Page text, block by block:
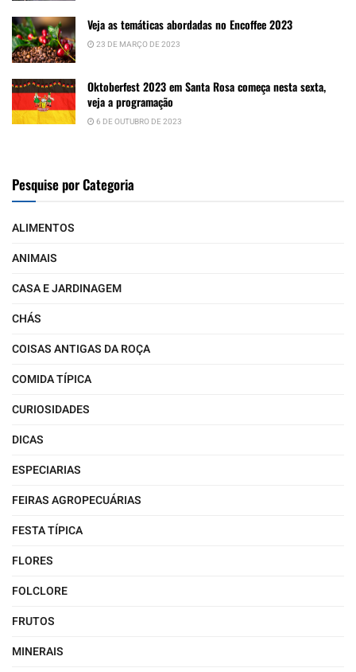
Veja as temáticas abordadas no Encoffee 2023
23 DE MARÇO DE 2023
Oktoberfest 2023 em Santa Rosa começa nesta sexta,
veja a programação
6 DE OUTUBRO DE 2023
Pesquise por Categoria
ALIMENTOS
ANIMAIS
CASA E JARDINAGEM
CHÁS
COISAS ANTIGAS DA ROÇA
COMIDA TÍPICA
CURIOSIDADES
DICAS
ESPECIARIAS
FEIRAS AGROPECUÁRIAS
FESTA TÍPICA
FLORES
FOLCLORE
FRUTOS
MINERAIS